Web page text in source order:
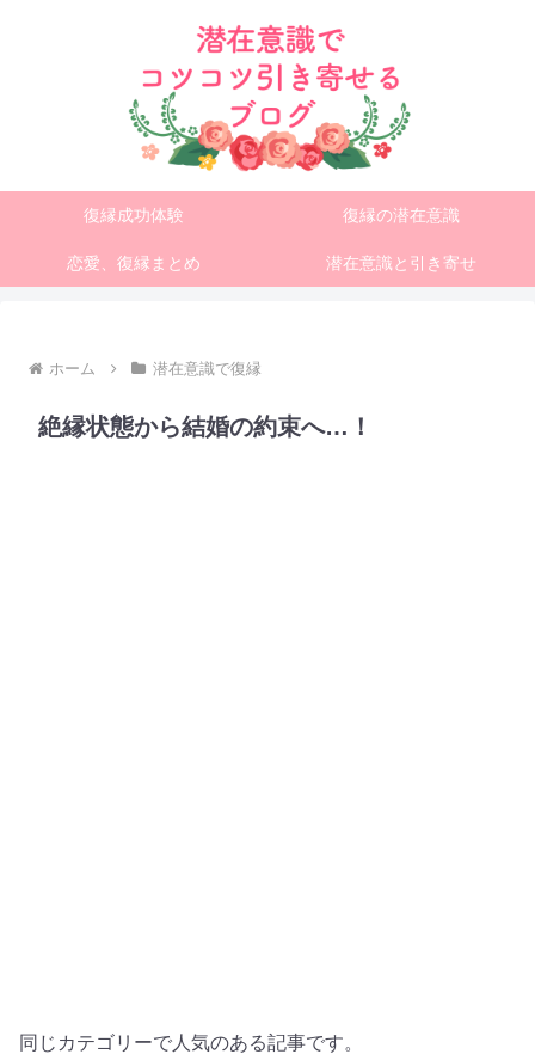
復縁成功体験 復縁の潜在意識
恋愛、復縁まとめ 潜在意識と引き寄せ
ホーム 潜在意識で復縁
絶縁状態から結婚の約束へ…！
同じカテゴリーで人気のある記事です。